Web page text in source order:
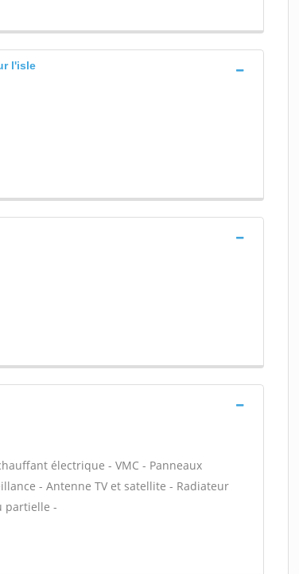
l'isle
électrique - VMC - Panneaux
- Antenne TV et satellite - Radiateur
partielle -